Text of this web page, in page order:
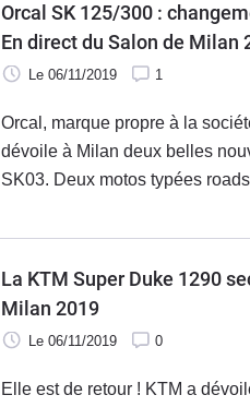
programme « More Roads »,
moteur donneront par la suite
deux roues. Pour l’heure,
2020, ces deux modèles
nouveaux segments, la
Orcal SK 125/300 :
En direct du Salon de Milan
Le 06/11/2019 1
Orcal, marque propre à la
dévoile à Milan deux belles
SK03. Deux motos typées
dédiées au marché français.
judicieusement placé.
La KTM Super Duke 1290
Milan 2019
Le 06/11/2019 0
Elle est de retour ! KTM a